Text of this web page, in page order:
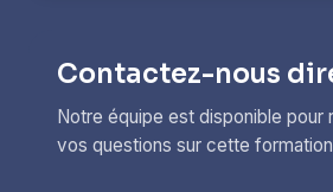
Contactez-nous
Notre équipe est disponible pour
vos questions sur cette